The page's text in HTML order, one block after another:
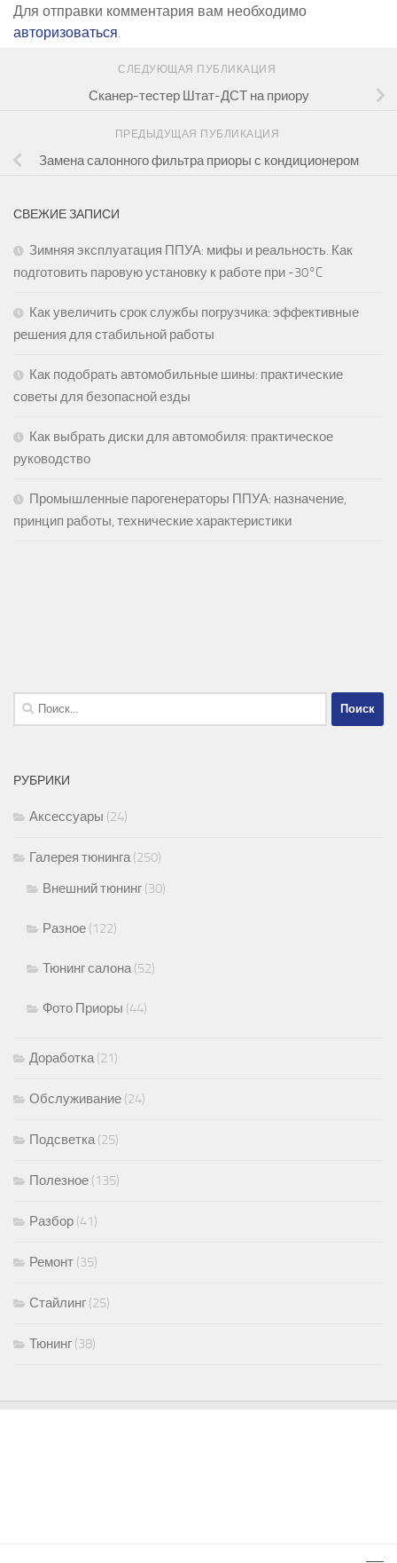
Для отправки комментария вам необходимо
авторизоваться.
СЛЕДУЮЩАЯ ПУБЛИКАЦИЯ
Сканер-тестер Штат-ДСТ на приору
ПРЕДЫДУЩАЯ ПУБЛИКАЦИЯ
Замена салонного фильтра приоры с кондиционером
СВЕЖИЕ ЗАПИСИ
Зимняя эксплуатация ППУА: мифы и реальность. Как
подготовить паровую установку к работе при -30°C
Как увеличить срок службы погрузчика: эффективные
решения для стабильной работы
Как подобрать автомобильные шины: практические
советы для безопасной езды
Как выбрать диски для автомобиля: практическое
руководство
Промышленные парогенераторы ППУА: назначение,
принцип работы, технические характеристики
Найти:
РУБРИКИ
Аксессуары (24)
Галерея тюнинга(250)
Внешний тюнинг (30)
Разное (122)
Тюнинг салона(52)
Фото Приоры (44)
Доработка(21)
Обслуживание (24)
Подсветка(25)
Полезное (135)
Разбор (41)
Ремонт (35)
Стайлинг (25)
Тюнинг (38)